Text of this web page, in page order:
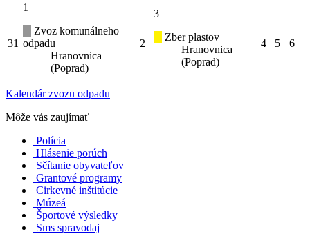
31
1
Zvoz komunálneho
odpadu
Hranovnica
(Poprad)
2
3
Zber plastov
Hranovnica
(Poprad)
4 5 6
Kalendár zvozu odpadu
Môže vás zaujímať
Polícia
Hlásenie porúch
Sčítanie obyvateľov
Grantové programy
Cirkevné inštitúcie
Múzeá
Športové výsledky
Sms spravodaj